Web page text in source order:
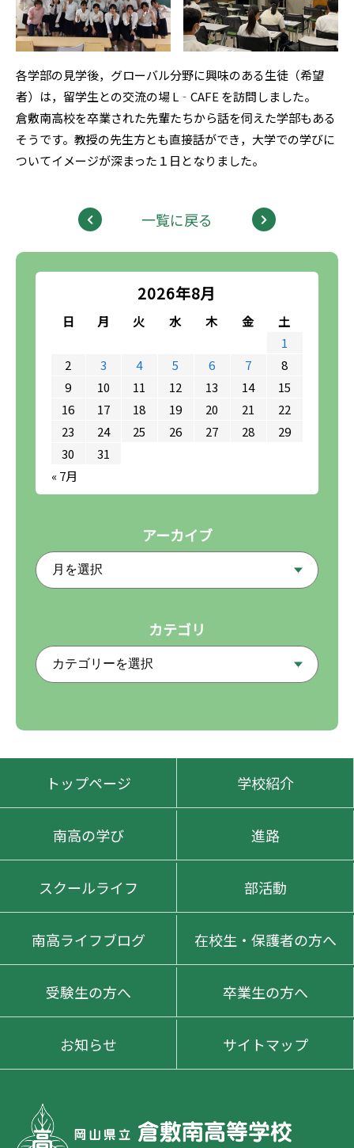
2026年8月
日 月 火 水 木 金
土
1
2
3 4 5 6 7
8
9
10 11 12 13 14
15
16
17 18 19 20 21
22
23
24 25 26 27 28
29
30
31
« 7月
アーカイブ
カテゴリ
各学部の見学後，グローバル分野に興味のある生徒（希望
者）は，留学生との交流の場 L‐CAFE を訪問しました。
倉敷南高校を卒業された先輩たちから話を伺えた学部もある
そうです。教授の先生方とも直接話ができ，大学での学びに
ついてイメージが深まった１日となりました。
一覧に戻る
トップページ 学校紹介
南高の学び 進路
スクールライフ 部活動
南高ライフブログ 在校生・保護者の方へ
受験生の方へ 卒業生の方へ
お知らせ サイトマップ